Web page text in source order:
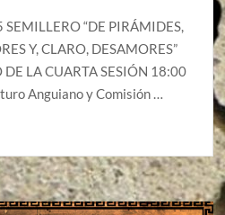
“DE PIRÁMIDES,
Y, CLARO, DESAMORES”
LA CUARTA SESIÓN 18:00
Anguiano y Comisión …